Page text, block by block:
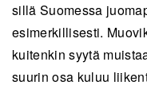
sillä Suomessa
esimerkillisesti.
kuitenkin syytä
suurin osa kuluu